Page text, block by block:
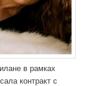
в рамках
контракт с